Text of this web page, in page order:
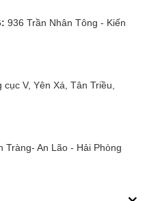
936 Trần Nhân Tông - Kiến
cục V, Yên Xá, Tân Triều,
Tràng- An Lão - Hải Phòng